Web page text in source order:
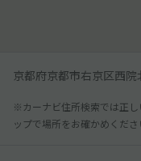
京都府京都市右京区西
※カーナビ住所検索では正
ップで場所をお確かめくださ